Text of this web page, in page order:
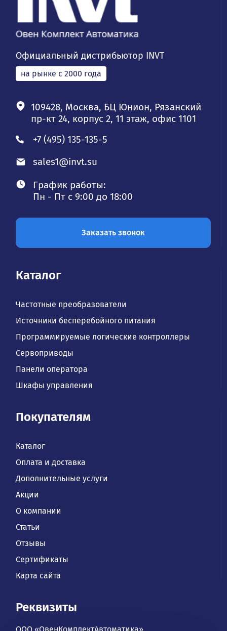
Официальный дистрибьютор INVT
на рынке с 2000 года
109428, Москва, БЦ Юнион, Рязанский
пр-кт 24, корпус 2, 11 этаж, офис 1101
+7 (495) 135-135-5
sales1@invt.su
График работы:
Пн - Пт с 9:00 до 18:00
Заказать звонок
Каталог
Частотные преобразователи
Источники бесперебойного питания
Программируемые логические контроллеры
Сервоприводы
Панели оператора
Шкафы управления
Покупателям
Каталог
Оплата и доставка
Дополнительные услуги
Акции
О компании
Статьи
Отзывы
Сертификаты
Карта сайта
Реквизиты